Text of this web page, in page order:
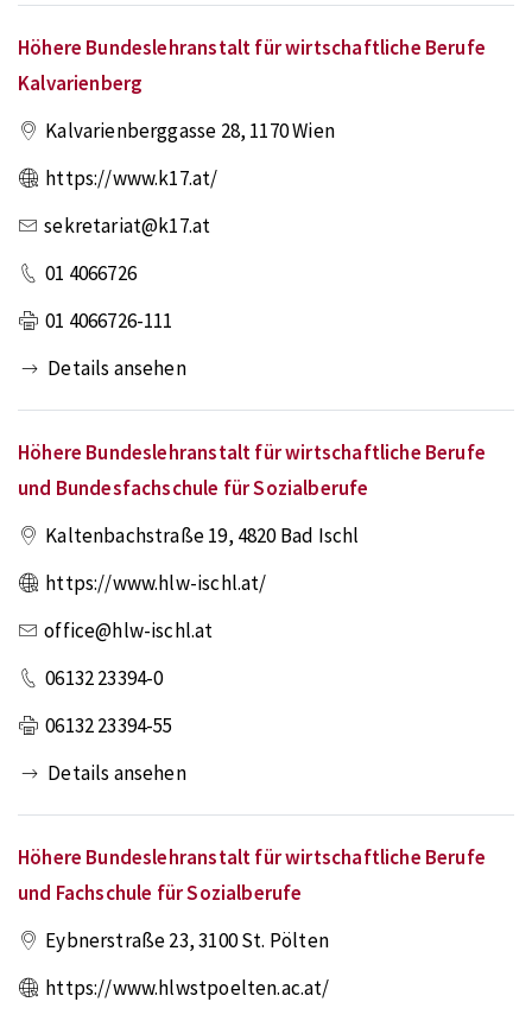
Höhere Bundeslehranstalt für wirtschaftliche Berufe
Kalvarienberg
Kalvarienberggasse 28, 1170Wien
https://www.k17.at/
sekretariat@k17.at
01 4066726
01 4066726-111
Details ansehen
Höhere Bundeslehranstalt für wirtschaftliche Berufe
und Bundesfachschule für Sozialberufe
Kaltenbachstraße 19, 4820Bad Ischl
https://www.hlw-ischl.at/
office@hlw-ischl.at
06132 23394-0
06132 23394-55
Details ansehen
Höhere Bundeslehranstalt für wirtschaftliche Berufe
und Fachschule für Sozialberufe
Eybnerstraße 23,3100St. Pölten
https://www.hlwstpoelten.ac.at/